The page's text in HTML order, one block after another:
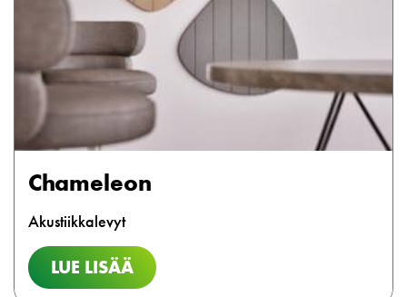
Chameleon
Akustiikkalevyt
LUE LISÄÄ